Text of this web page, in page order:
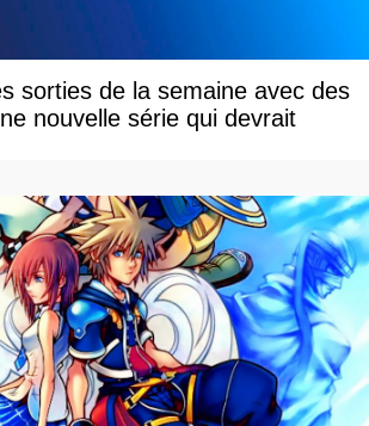
sorties de la semaine avec des
nouvelle série qui devrait